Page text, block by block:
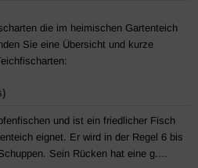
die im heimischen Gartenteich
Sie eine Übersicht und kurze
und ist ein friedlicher Fisch
eignet. Er wird in der Regel 6 bis
Sein Rücken hat eine g....